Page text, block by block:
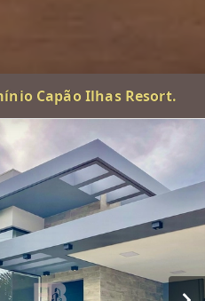
Capão Ilhas Resort.